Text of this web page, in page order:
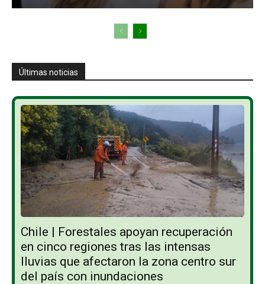
Últimas noticias
Chile | Forestales apoyan recuperación
en cinco regiones tras las intensas
lluvias que afectaron la zona centro sur
del país con inundaciones